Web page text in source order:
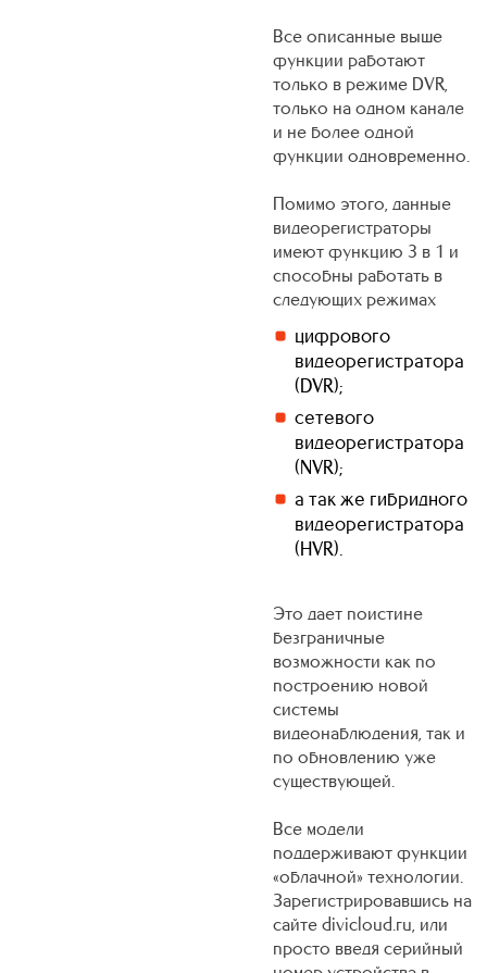
Все описанные выше
функции работают
только в режиме DVR,
только на одном канале
и не более одной
функции одновременно.
Помимо этого, данные
видеорегистраторы
имеют функцию 3 в 1 и
способны работать в
следующих режимах
цифрового
видеорегистратора
(DVR);
сетевого
видеорегистратора
(NVR);
а так же гибридного
видеорегистратора
(HVR).
Это дает поистине
безграничные
возможности как по
построению новой
системы
видеонаблюдения, так и
по обновлению уже
существующей.
Все модели
поддерживают функции
«облачной» технологии.
Зарегистрировавшись на
сайте divicloud.ru, или
просто введя серийный